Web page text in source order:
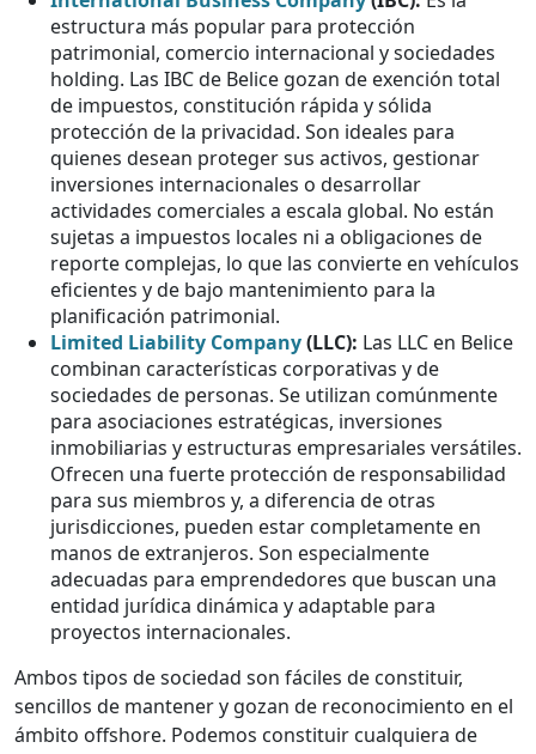
estructura más popular para protección
patrimonial, comercio internacional y sociedades
holding. Las IBC de Belice gozan de exención total
de impuestos, constitución rápida y sólida
protección de la privacidad. Son ideales para
quienes desean proteger sus activos, gestionar
inversiones internacionales o desarrollar
actividades comerciales a escala global. No están
sujetas a impuestos locales ni a obligaciones de
reporte complejas, lo que las convierte en vehículos
eficientes y de bajo mantenimiento para la
planificación patrimonial.
Limited Liability Company(LLC): Las LLC en Belice
combinan características corporativas y de
sociedades de personas. Se utilizan comúnmente
para asociaciones estratégicas, inversiones
inmobiliarias y estructuras empresariales versátiles.
Ofrecen una fuerte protección de responsabilidad
para sus miembros y, a diferencia de otras
jurisdicciones, pueden estar completamente en
manos de extranjeros. Son especialmente
adecuadas para emprendedores que buscan una
entidad jurídica dinámica y adaptable para
proyectos internacionales.
Ambos tipos de sociedad son fáciles de constituir,
sencillos de mantener y gozan de reconocimiento en el
ámbito offshore. Podemos constituir cualquiera de